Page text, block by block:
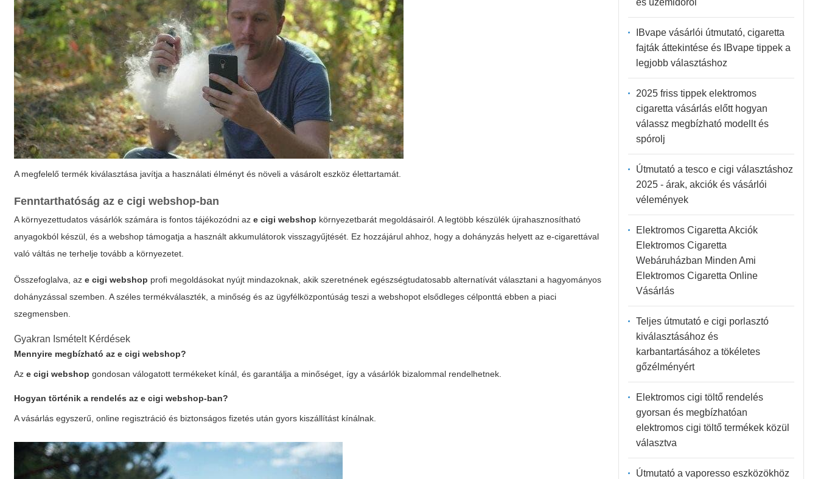
A megfelelő termék kiválasztása javítja a használati élményt és növeli a vásárolt eszköz élettartamát.
Fenntarthatóság aze cigi webshop-ban
A környezettudatos vásárlók számára is fontos tájékozódni aze cigi webshop környezetbarát megoldásairól. A legtöbb készülék újrahasznosítható
anyagokból készül, és a webshop támogatja a használt akkumulátorok visszagyűjtését. Ez hozzájárul ahhoz, hogy a dohányzás helyett az e-cigarettával
való váltás ne terhelje tovább a környezetet.
Összefoglalva, aze cigi webshop profi megoldásokat nyújt mindazoknak, akik szeretnének egészségtudatosabb alternatívát választani a hagyományos
dohányzással szemben. A széles termékválaszték, a minőség és az ügyfélközpontúság teszi a webshopot elsődleges célponttá ebben a piaci
szegmensben.
Gyakran Ismételt Kérdések
Mennyire megbízható aze cigi webshop?
Aze cigi webshop gondosan válogatott termékeket kínál, és garantálja a minőséget, így a vásárlók bizalommal rendelhetnek.
Hogyan történik a rendelés aze cigi webshop-ban?
A vásárlás egyszerű, online regisztráció és biztonságos fizetés után gyors kiszállítást kínálnak.
IBvape vásárlói útmutató, cigaretta
fajták áttekintése és IBvape tippek a
legjobb választáshoz
2025 friss tippek elektromos
cigaretta vásárlás előtt hogyan
válassz megbízható modellt és
spórolj
Útmutató a tesco e cigi választáshoz
2025 - árak, akciók és vásárlói
vélemények
Elektromos Cigaretta Akciók
Elektromos Cigaretta
Webáruházban Minden Ami
Elektromos Cigaretta Online
Vásárlás
Teljes útmutató e cigi porlasztó
kiválasztásához és
karbantartásához a tökéletes
gőzélményért
Elektromos cigi töltő rendelés
gyorsan és megbízhatóan
elektromos cigi töltő termékek közül
választva
Útmutató a vaporesso eszközökhöz